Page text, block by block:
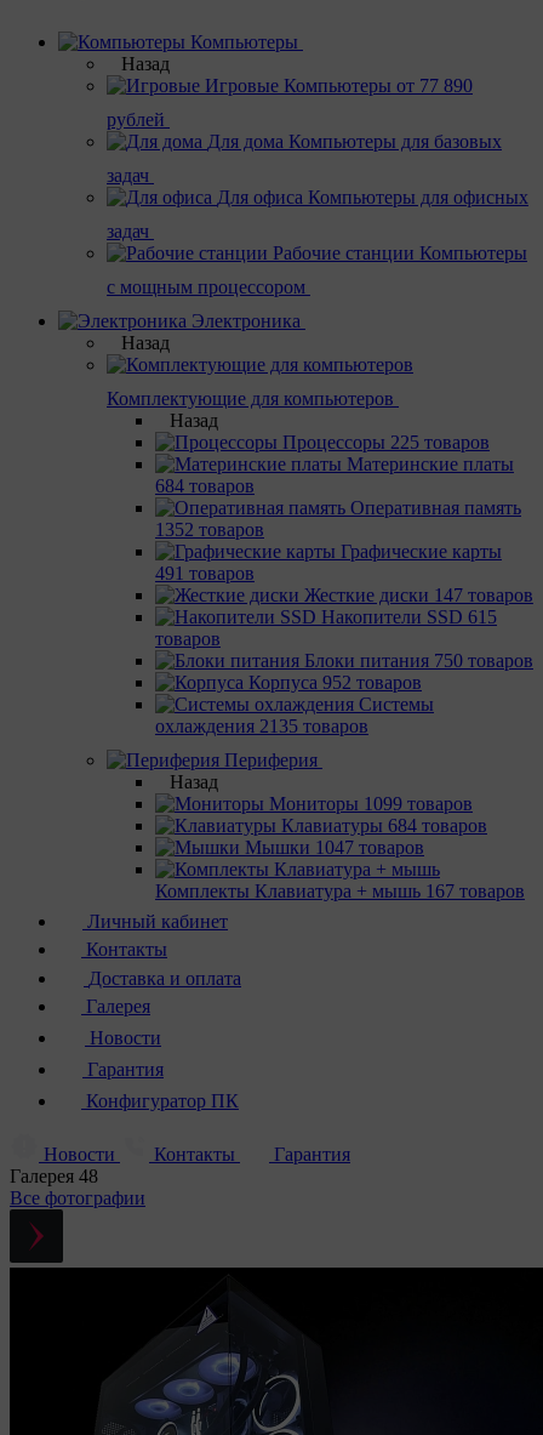
Компьютеры
Назад
Игровые Компьютеры от 77 890
рублей
Для дома Компьютеры для базовых
задач
Для офиса Компьютеры для офисных
задач
Рабочие станции Компьютеры
с мощным процессором
Электроника
Назад
Комплектующие для компьютеров
Назад
Процессоры 225 товаров
Материнcкие платы
684 товаров
Оперативная память
1352 товаров
Графические карты
491 товаров
Жесткие диски 147 товаров
Накопители SSD 615
товаров
Блоки питания 750 товаров
Корпуса 952 товаров
Системы
охлаждения 2135 товаров
Периферия
Назад
Мониторы 1099 товаров
Клавиатуры 684 товаров
Мышки 1047 товаров
Комплекты Клавиатура + мышь 167 товаров
Личный кабинет
Контакты
Доставка и оплата
Галерея
Новости
Гарантия
Конфигуратор ПК
Новости Контакты
Гарантия
Галерея 48
Все фотографии